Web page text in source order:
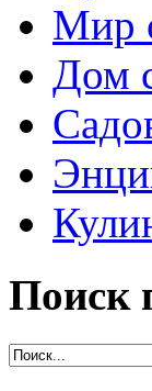
Мир
Дом
Поиск